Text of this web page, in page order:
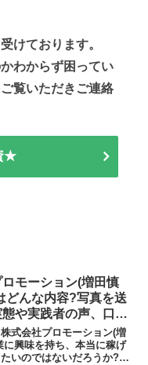
けております。
わからず困ってい
覧いただきご連絡
★
モーション(増田慎
どんな内容?写真を送
や実践者の声、口コ
査しました
式会社プロモーション(増
に興味を持ち、本当に稼げ
いのではないだろうか?ま